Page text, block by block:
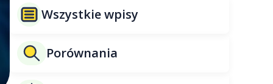
Wszystkie wpisy
Porównania